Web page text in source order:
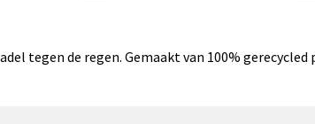
tegen de regen. Gemaakt van 100%